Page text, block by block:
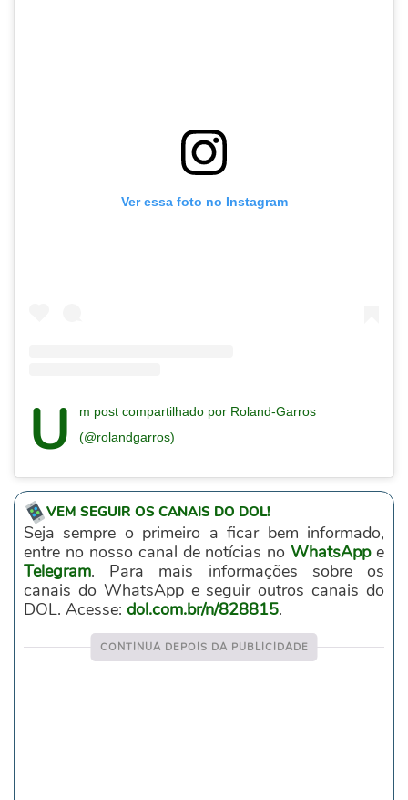
Ver essa foto no Instagram
Um post compartilhado por Roland-Garros
(@rolandgarros)
VEM SEGUIR OS CANAIS DO DOL!
Seja sempre o primeiro a ficar bem informado,
entre no nosso canal de notícias noWhatsAppe
Telegram. Para mais informações sobre os
canais do WhatsApp e seguir outros canais do
DOL. Acesse: dol.com.br/n/828815.